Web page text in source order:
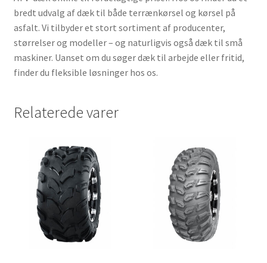
bredt udvalg af dæk til både terrænkørsel og kørsel på
asfalt. Vi tilbyder et stort sortiment af producenter,
størrelser og modeller – og naturligvis også dæk til små
maskiner. Uanset om du søger dæk til arbejde eller fritid,
finder du fleksible løsninger hos os.
Relaterede varer